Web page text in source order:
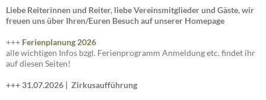
Liebe Reiterinnen und Reiter, liebe Vereinsmitglieder und Gäste, wir
freuen uns über Ihren/Euren Besuch auf unserer Homepage
+++ Ferienplanung 2026
alle wichtigen Infos bzgl. Ferienprogramm Anmeldung etc. findet ihr
auf diesen Seiten!
+++ 31.07.2026 | Zirkusaufführung